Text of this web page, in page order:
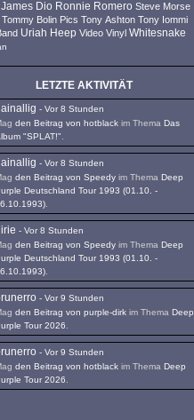
Dio Ronnie Romero Steve Morse
Tommy Bolin Pics Tony Ashton Tony Iommi
Uriah Heep Video Vinyl Whitesnake
LETZTE AKTIVITÄT
-Vor 8 Stunden
den Beitrag vonhotblack im ThemaDas
"SPLAT!"
-Vor 8 Stunden
den Beitrag vonSpeedy im ThemaDeep
Deutschland Tour 1993 (01.10. -
-Vor 8 Stunden
den Beitrag vonSpeedy im ThemaDeep
Deutschland Tour 1993 (01.10. -
-Vor 9 Stunden
den Beitrag vonpurple-dirk im ThemaDeep
Tour 2026
-Vor 9 Stunden
den Beitrag vonhotblack im ThemaDeep
Tour 2026